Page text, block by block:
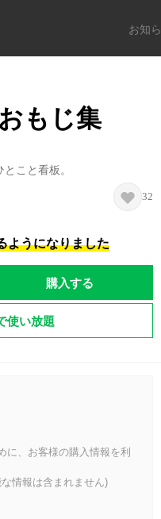
お知
もじ集
こと看板。
32
ようになりました
購入する
使い放題
に、お客様の購入情報を利
情報は含まれません)